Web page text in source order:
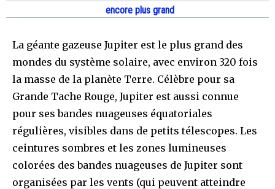
encore plus grand
La géante gazeuse Jupiter est le plus grand des
mondes du système solaire, avec environ 320 fois
la masse de la planète Terre. Célèbre pour sa
Grande Tache Rouge, Jupiter est aussi connue
pour ses bandes nuageuses équatoriales
régulières, visibles dans de petits télescopes. Les
ceintures sombres et les zones lumineuses
colorées des bandes nuageuses de Jupiter sont
organisées par les vents (qui peuvent atteindre